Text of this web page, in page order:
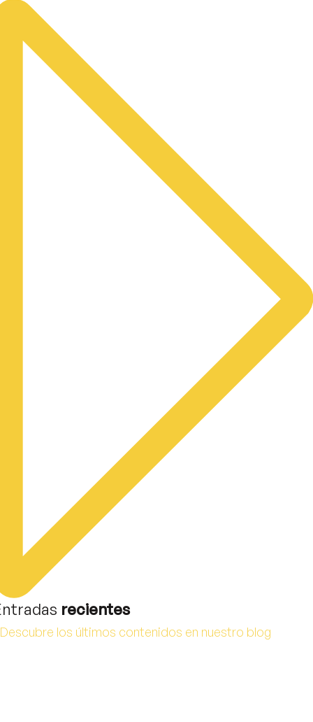
recientes
Descubre los últimos contenidos en nuestro blog